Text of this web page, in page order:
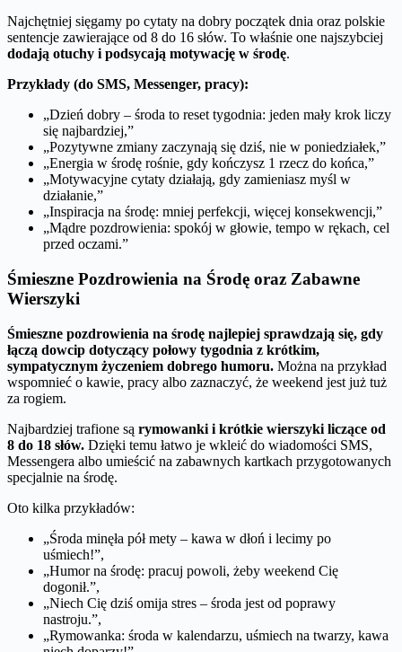
Najchętniej sięgamy po cytaty na dobry początek dnia oraz polskie
sentencje zawierające od 8 do 16 słów. To właśnie one najszybciej
dodają otuchy i podsycają motywację w środę.
Przykłady (do SMS, Messenger, pracy):
„Dzień dobry – środa to reset tygodnia: jeden mały krok liczy
się najbardziej,”
„Pozytywne zmiany zaczynają się dziś, nie w poniedziałek,”
„Energia w środę rośnie, gdy kończysz 1 rzecz do końca,”
„Motywacyjne cytaty działają, gdy zamieniasz myśl w
działanie,”
„Inspiracja na środę: mniej perfekcji, więcej konsekwencji,”
„Mądre pozdrowienia: spokój w głowie, tempo w rękach, cel
przed oczami.”
Śmieszne Pozdrowienia na Środę oraz Zabawne
Wierszyki
Śmieszne pozdrowienia na środę najlepiej sprawdzają się, gdy
łączą dowcip dotyczący połowy tygodnia z krótkim,
sympatycznym życzeniem dobrego humoru. Można na przykład
wspomnieć o kawie, pracy albo zaznaczyć, że weekend jest już tuż
za rogiem.
Najbardziej trafione są rymowanki i krótkie wierszyki liczące od
8 do 18 słów. Dzięki temu łatwo je wkleić do wiadomości SMS,
Messengera albo umieścić na zabawnych kartkach przygotowanych
specjalnie na środę.
Oto kilka przykładów:
„Środa minęła pół mety – kawa w dłoń i lecimy po
uśmiech!”,
„Humor na środę: pracuj powoli, żeby weekend Cię
dogonił.”,
„Niech Cię dziś omija stres – środa jest od poprawy
nastroju.”,
„Rymowanka: środa w kalendarzu, uśmiech na twarzy, kawa